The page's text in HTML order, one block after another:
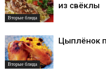
Вторые блюда
из свёклы
Вторые блюда
Цыплёнок